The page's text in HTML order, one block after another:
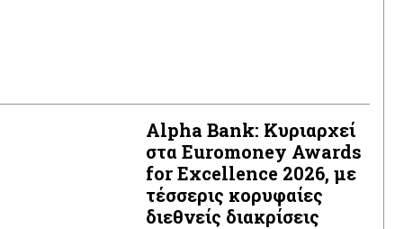
Alpha Bank: Κυριαρχεί
στα Euromoney Awards
for Excellence 2026, με
τέσσερις κορυφαίες
διεθνείς διακρίσεις